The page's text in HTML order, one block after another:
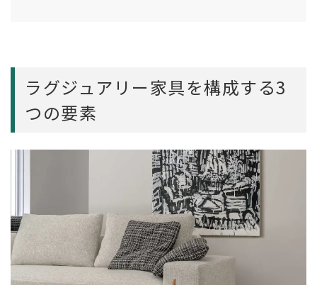
ラグジュアリー家具を構成する3
つの要素